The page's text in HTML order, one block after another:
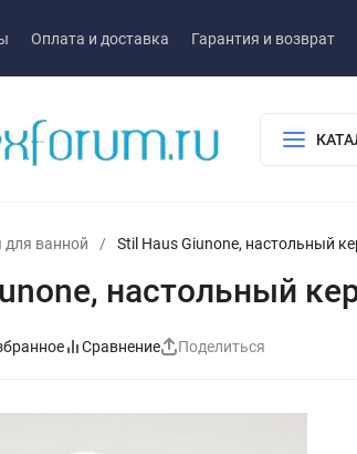
Оплата и доставка Гарантия и возврат
для ванной / Stil Haus Giunone, настольный
настольный
Сравнение Поделиться